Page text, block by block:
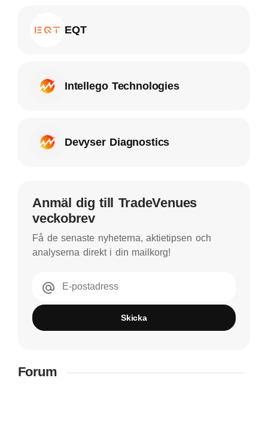
EQT
Intellego Technologies
Devyser Diagnostics
Anmäl dig till TradeVenues
veckobrev
Få de senaste nyheterna, aktietipsen och
analyserna direkt i din mailkorg!
E-postadress
Skicka
Forum